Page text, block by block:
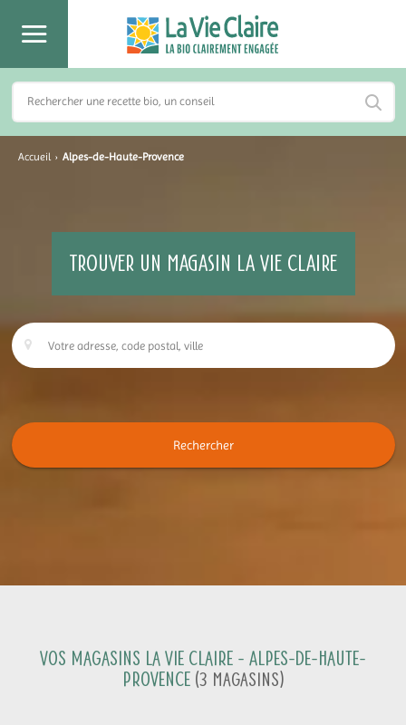
Accueil › Alpes-de-Haute-Provence
TROUVER UN MAGASIN LA VIE CLAIRE
Rechercher
Vos magasins La Vie Claire - Alpes-de-Haute-
Provence (3 Magasins)